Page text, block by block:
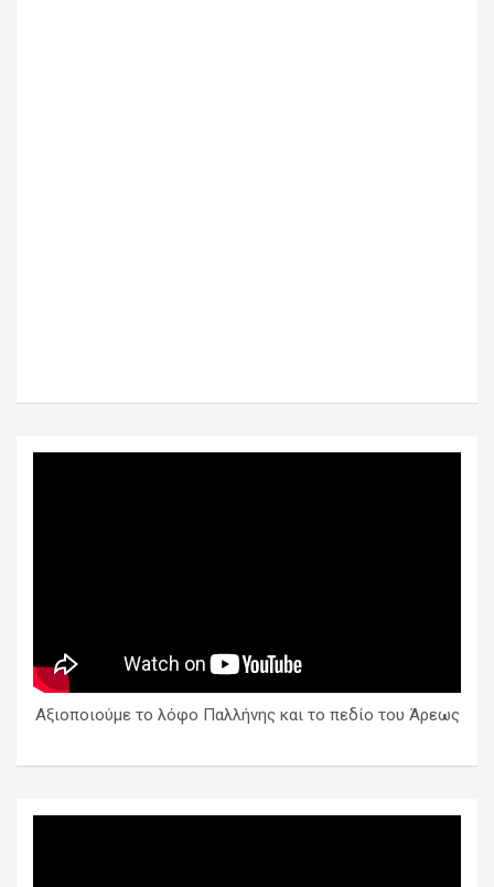
Αξιοποιούμε το λόφο Παλλήνης και το πεδίο του Άρεως